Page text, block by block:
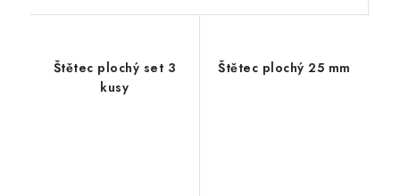
Štětec plochý set 3
kusy
Štětec plochý 25 mm